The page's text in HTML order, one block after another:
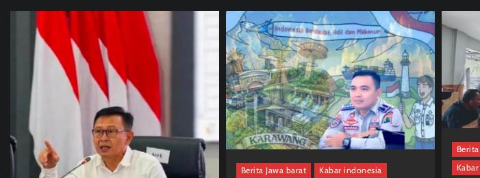
Berita Jawa barat Kabar indonesia